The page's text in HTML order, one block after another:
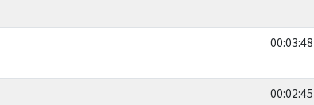
00:03:48
00:02:45